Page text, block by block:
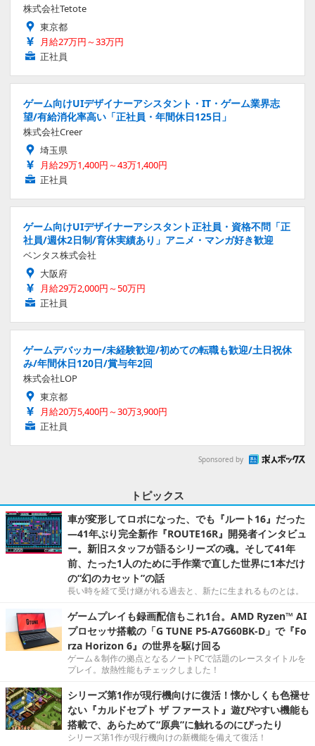
株式会社Tetote
東京都
月給27万円～33万円
正社員
ゲーム向けUIデザイナーアシスタント・IT・ゲーム業界志
望/有給消化率高い「正社員・年間休日125日」
株式会社Creer
埼玉県
月給29万1,400円～43万1,400円
正社員
ゲーム向けUIデザイナーアシスタント正社員・資格不問「正
社員/週休2日制/育休実績あり」アニメ・マンガ好き歓迎
ベンタス株式会社
大阪府
月給29万2,000円～50万円
正社員
ゲームデバッカー/未経験歓迎/初めての転職も歓迎/土日祝休
み/年間休日120日/賞与年2回
株式会社LOP
東京都
月給20万5,400円～30万3,900円
正社員
Sponsored by
トピックス
車が変形してロボになった、でも『ルート16』だった
―41年ぶり完全新作『ROUTE16R』開発者インタビュ
ー。新旧スタッフが語るシリーズの魂。そして41年
前、たった1人のために手作業で直した世界に1本だけ
の“幻のカセット”の話
長い時を経て受け継がれる過去と、新たに生まれるものとは。
ゲームプレイも録画配信もこれ1台。AMD Ryzen™ AI
プロセッサ搭載の「G TUNE P5-A7G60BK-D」で『Fo
rza Horizon 6』の世界を駆け回る
ゲーム＆制作の拠点となるノートPCで話題のレースタイトルを
プレイ。放熱性能もチェックしました！
シリーズ第1作が現行機向けに復活！懐かしくも色褪せ
ない『カルドセプト ザ ファースト』遊びやすい機能も
搭載で、あらためて“原典”に触れるのにぴったり
シリーズ第1作が現行機向けの新機能を備えて復活！